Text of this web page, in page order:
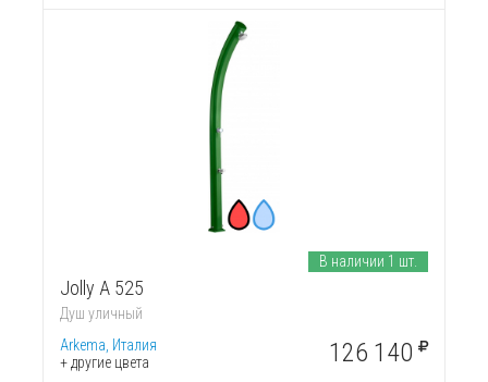
Jolly A 525
Душ уличный
Arkema, Италия
+ другие цвета
В наличии 1 шт.
126 140